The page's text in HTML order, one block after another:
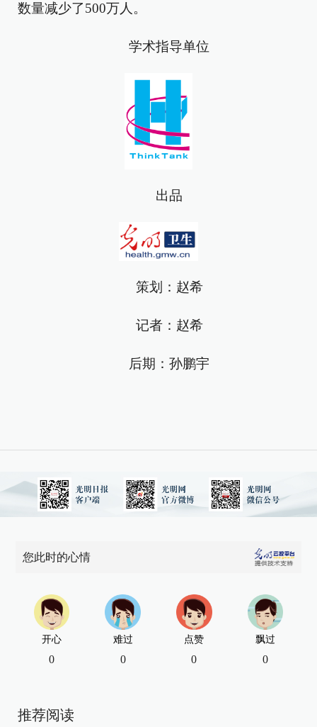
数量减少了500万人。
学术指导单位
出品
策划：赵希
记者：赵希
后期：孙鹏宇
您此时的心情
开心
0
难过
0
点赞
0
飘过
0
推荐阅读